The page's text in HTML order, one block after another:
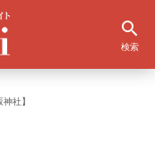
検索
社】